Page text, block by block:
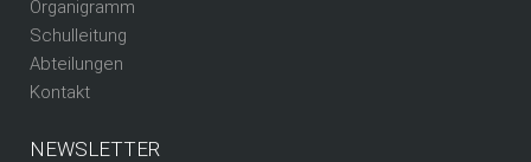
Organigramm
Schulleitung
Abteilungen
Kontakt
NEWSLETTER